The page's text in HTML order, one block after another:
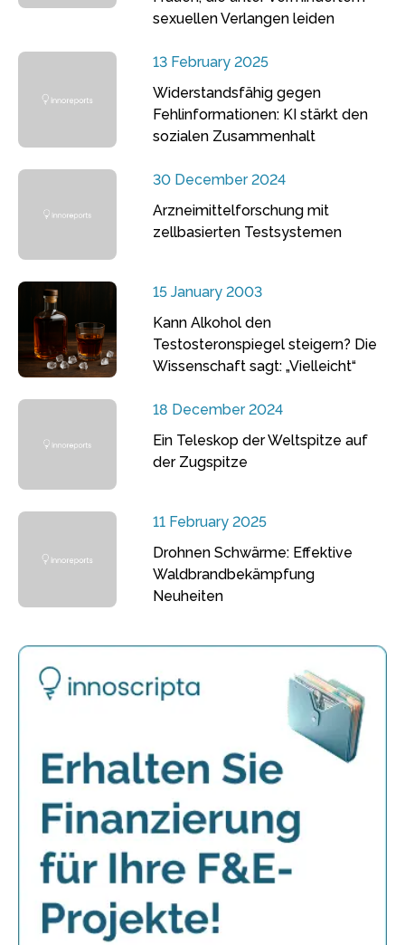
sexuellen Verlangen leiden
13 February 2025
Widerstandsfähig gegen
Fehlinformationen: KI stärkt den
sozialen Zusammenhalt
30 December 2024
Arzneimittelforschung mit
zellbasierten Testsystemen
15 January 2003
Kann Alkohol den
Testosteronspiegel steigern? Die
Wissenschaft sagt: „Vielleicht“
18 December 2024
Ein Teleskop der Weltspitze auf
der Zugspitze
11 February 2025
Drohnen Schwärme: Effektive
Waldbrandbekämpfung
Neuheiten